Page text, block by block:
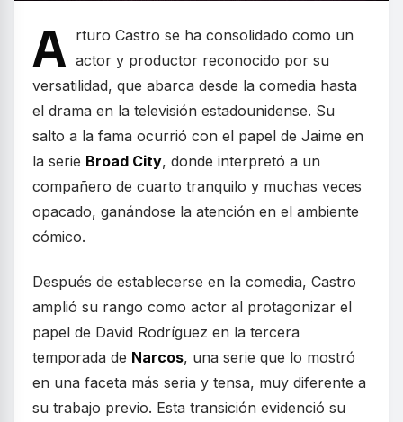
A rturo Castro se ha consolidado como un
actor y productor reconocido por su
versatilidad, que abarca desde la comedia hasta
el drama en la televisión estadounidense. Su
salto a la fama ocurrió con el papel de Jaime en
la serie Broad City, donde interpretó a un
compañero de cuarto tranquilo y muchas veces
opacado, ganándose la atención en el ambiente
cómico.
Después de establecerse en la comedia, Castro
amplió su rango como actor al protagonizar el
papel de David Rodríguez en la tercera
temporada de Narcos, una serie que lo mostró
en una faceta más seria y tensa, muy diferente a
su trabajo previo. Esta transición evidenció su